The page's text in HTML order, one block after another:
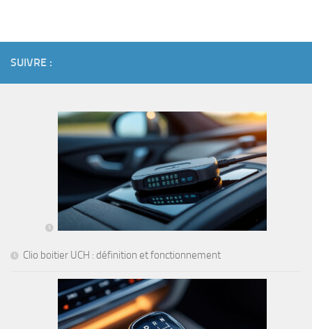
SUIVRE :
Clio boitier UCH : définition et fonctionnement